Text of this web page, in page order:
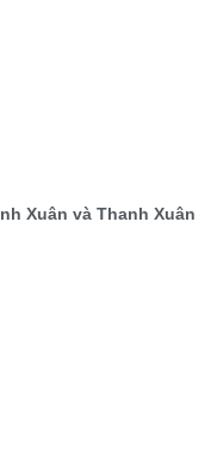
Xuân và Thanh Xuân